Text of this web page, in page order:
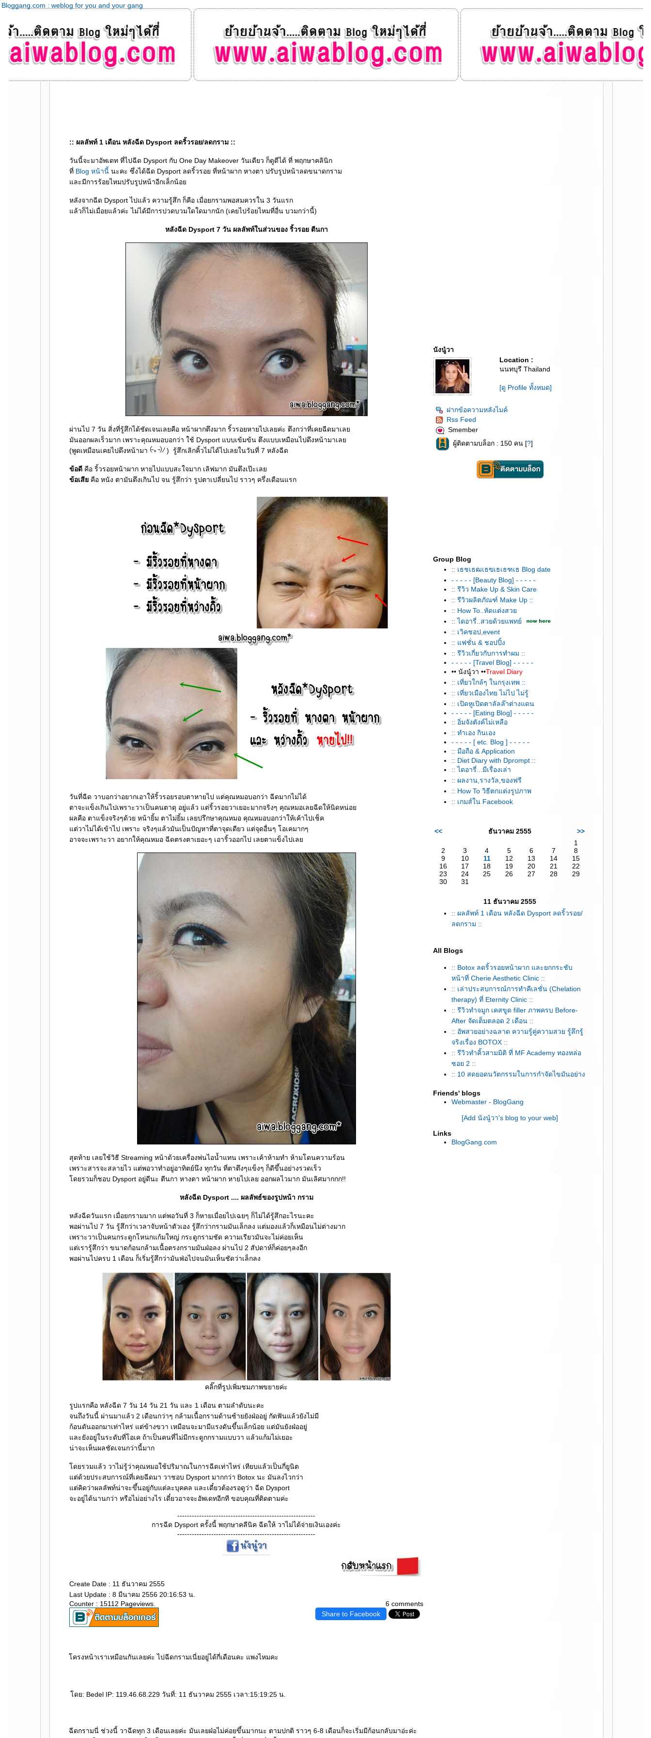
Bloggang.com : weblog for you and your gang
:: ผลลัพท์ 1 เดือน หลังฉีด Dysport ลดริ้วรอย/ลดกราม ::
วันนี้จะมาอัพเดท ที่ไปฉีด Dysport กับ One Day Makeover วันเดียว ก็ดูดีได้ ที่ พฤกษาคลินิก
ที่ Blog หน้านี้ นะคะ ซึ่งได้ฉีด Dysport ลดริ้วรอย ที่หน้าผาก หางตา ปรับรูปหน้าลดขนาดกราม
ละมีการร้อยไหมปรับรูปหน้าอีกเล็กน้อ
หลังจากฉีด Dysport ไปแล้ว ความรู้สึก ก็คือ เมื่อยกรามพอสมควรใน 3 วันแรก
ล้วก็ไม่เมื่อยแล้วค่ะ ไม่ได้มีการปวดบวมใดใดมากนัก (เคยไปร้อยไหมที่อื่น บวมกว่านี้)
หลังฉีด Dysport 7 วัน ผลลัพท์ในส่วนของ ริ้วรอย ตีนกา
ผ่านไป 7 วัน สิ่งที่รู้สึกได้ชัดเจนเลยคือ หน้าผากตึงมาก ริ้วรอยหายไปเลยค่ะ ตึงกว่าที่เคยฉีดมาเล
มันออกผลเร็วมาก เพราะคุณหมอบอกว่า ใช้ Dysport แบบเข้มข้น ตึงแบบเหมือนไปดึงหน้ามาเล
(พูดเหมือนเคยไปดึงหน้ามา
) รู้สึกเลิกคิ้วไม่ได้ไปเลยในวันที่ 7 หลังฉีด
ข้อดี คือ ริ้วรอยหน้าผาก หายไปแบบสะใจมาก เลิฟมาก มันตึงเป๊ะเล
ข้อเสี คือ หนัง ตามันตึงเกินไป จน รู้สึกว่า รูปตาเปลี่ยนไป ราวๆ ครึ่งเดือนแรก
วันที่ฉีด วาบอกว่าอยากเอาให้ริ้วรอยรอบตาหายไป แต่คุณหมอบอกว่า ฉีดมากไม่ได้
ตาจะแข็งเกินไปเพราะวาเป็นคนตาดุ อยู่แล้ว แต่ริ้วรอยวาเยอะมากจริงๆ คุณหมอเลยฉีดให้นิดหน่อ
ผลคือ ตาแข็งจริงๆด้วย หน้ายิ้ม ตาไม่ยิ้ม เลยปรึกษาคุณหมอ คุณหมอบอกว่าให้เค้าไปเช็ค
ต่วาไม่ได้เข้าไป เพราะ จริงๆแล้วมันเป็นปัญหาที่ตาจุดเดียว แต่จุดอื่นๆ โอเคมากๆ
อาจจะเพราะวา อยากให้คุณหมอ ฉีดตรงตาเยอะๆ เอาริ้วออกไป เลยตาแข็งไปเล
สุดท้าย เลยใช้วิธี Streaming หน้าด้วยเครื่องพ่นไอน้ำแทน เพราะเค้าห้ามทำ ห้ามโดนความร้อน
เพราะสารจะสลายไว แต่พอวาทำอยู่อาทิตย์นึง ทุกวัน ที่ตาตึงๆแข็งๆ ก็ดีขึ้นอย่างรวดเร็ว
ดยรวมก็ชอบ Dysport อยู่ดีนะ ตีนกา หางตา หน้าผาก หายไปเลย ออกผลไวมาก มันเลิศมากกก!!
หลังฉีด Dysport .... ผลลัพธ์ของรูปหน้า กราม
หลังฉีดวันแรก เมื่อยกรามมาก แต่พอวันที่ 3 ก็หายเมื่อยไปเฉยๆ ก็ไม่ได้รู้สึกอะไรนะคะ
พอผ่านไป 7 วัน รู้สึกว่าเวลาจับหน้าตัวเอง รู้สึกว่ากรามมันเล็กลง แต่มองแล้วก็เหมือนไม่ต่างมาก
เพราะวาเป็นคนกระดูกโหนกแก้มใหญ่ กระดูกรามชัด ความเรียวมันจะไม่ค่อยเห็น
ต่เรารู้สึกว่า ขนาดก้อนกล้ามเนื้อตรงกรามมันฝ่อลง ผ่านไป 2 สัปดาห์ก็ค่อยๆลงอีก
พอผ่านไปครบ 1 เดือน ก็เริ่มรู้สึกว่ามันฟ่อไปจนมันเห็นชัดว่าเล็กลง
คลิ๊กที่รูปเพิ่มชมภาพขยายค่ะ
รูปแรกคือ หลังฉีด 7 วัน 14 วัน 21 วัน และ 1 เดือน ตามลำดับนะคะ
จนถึงวันนี้ ผ่านมาแล้ว 2 เดือนกว่าๆ กล้ามเนื้อกรามด้านซ้ายยังฝ่ออยู่ กัดฟันแล้วยังไม่มี
ก้อนดันออกมาเท่าไหร่ แต่ข้างขวา เหมือนจะมามีแรงดันขึ้นเล็กน้อย แต่มันยังฝ่ออยู่
ละยังอยู่ในระดับที่โอเค ถ้าเป็นคนที่ไม่มีกระดูกกรามแบบวา แล้วแก้มไม่เยอะ
น่าจะเห็นผลชัดเจนกว่านี้มาก
ดยรวมแล้ว วาไม่รู้ว่าคุณหมอใช้ปริมาณในการฉีดเท่าไหร่ เทียบแล้วเป็นกี่ยูนิต
ต่ด้วยประสบการณ์ที่เคยฉีดมา วาชอบ Dysport มากกว่า Botox นะ มันลงไวกว่า
ต่คิดว่าผลลัพท์น่าจะขึ้นอยู่กับแต่ละบุคคล และเดี๋ยวต้องรอดูว่า ฉีด Dysport
จะอยู่ได้นานกว่า หรือไม่อย่างไร เดี๋ยวอาจจะอัพเดทอีกที ขอบคุณที่ติดตามค่ะ
---------------------------------------------------------
การฉีด Dysport ครั้งนี้ พฤกษาคลีนิค ฉีดให้ วาไม่ได้จ่ายเงินเองค่ะ
---------------------------------------------------------
Create Date : 11 ธันวาคม 2555
Last Update : 8 มีนาคม 2556 20:16:53 น.
6 comments
Counter : 15112 Pageviews.
Share to Facebook
ครงหน้าเราเหมือนกันเลยค่ะ ไปฉีดกรามเนี่ยอยู่ได้กี่เดือนคะ แพงไหมคะ
ดย: Bedel IP: 119.46.68.229 วันที่: 11 ธันวาคม 2555 เวลา:15:19:25 น.
ฉีดกรามนี่ ช่วงนี้ วาฉีดทุก 3 เดือนเลยค่ะ มันเลยฝ่อไม่ค่อยขึ้นมากนะ ตามปกติ ราวๆ 6-8 เดือนก็จะเริ่มมีก้อนกลับมาอ่ะค่ะ
นังนู๋วา
Location :
นนทบุรี Thailand
[ดู Profile ทั้งหมด]
ฝากข้อความหลังไมค์
Rss Feed
Smember
ผู้ติดตามบล็อก : 150 คน [?]
Group Blog
:: เธชเธฒเธฃเธเธฑเธ Blog date
- - - - - [Beauty Blog] - - - - -
:: รีวิว Make Up & Skin Care
:: รีวิวผลิตภัณฑ์ Make Up ::
:: How To..หัดแต่งสว
:: ไดอารี่..สวยด้วยแพทย์
:: เวิคชอป,event
:: แฟชั่น & ชอปปิ้ง
:: รีวิวเกี่ยวกับการทำผม ::
- - - - - [Travel Blog] - - - - -
•• นังนู๋วา ••Travel Diary
:: เที่ยวใกล้ๆ ในกรุงเทพ ::
:: เที่ยวเมืองไทย ไม่ไป ไม่รู้
:: เปิดหูเปิดตาลัลล๊าต่างแดน
- - - - - [Eating Blog] - - - - -
:: อิ่มจังตังค์ไม่เหลือ
:: ทำเอง กินเอง
- - - - - [ etc. Blog ] - - - - -
:: มือถือ & Application
:: Diet Diary with Dprompt ::
:: ไดอารี่...มีเรื่องเล่า
:: ผลงาน,รางวัล,ของฟรี
:: How To วิธีตกแต่งรูปภาพ
:: เกมส์ใน Facebook
<< ธันวาคม 2555
>>
1
2
3 4 5 6 7
8
9
10 11 12 13 14
15
16
17 18 19 20 21
22
23
24 25 26 27 28
29
30
31
11 ธันวาคม 2555
:: ผลลัพท์ 1 เดือน หลังฉีด Dysport ลดริ้วรอย/
ลดกราม ::
All Blogs
:: Botox ลดริ้วรอยหน้าผาก และยกกระชับ
หน้าที่ Cherie Aesthetic Clinic ::
:: เล่าประสบการณ์การทำคีเลชั่น (Chelation
therapy) ที่ Eternity Clinic ::
:: รีวิวทำจมูก เคสขูด filler ภาพครบ Before-
After จัดเต็มตลอด 2 เดือน ::
:: อัพสวยอย่างฉลาด ความรู้คู่ความสวย รู้ลึกรู้
จริงเรื่อง BOTOX ::
:: รีวิวทำคิ้วสามมิติ ที่ MF Academy ทองหล่อ
ซอย 2 ::
:: 10 สุดยอดนวัตกรรมในการกำจัดไขมันอย่าง
:: ทำ GentleYag ลบเล้นเลือดข้างแก้ม ที่ 55th
Clinic สีลม Complex ::
:: ลองทำทรีตเมนท์ลดสิวเสี้ยน และสิวอักเสบ ที่
อะตอมคลีนิค ::
Friends' blogs
Webmaster - BlogGang
[Add นังนู๋วา's blog to your web]
Links
BlogGang.com